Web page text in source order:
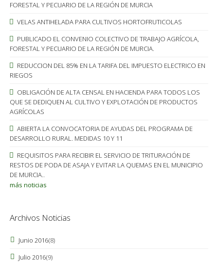
FORESTAL Y PECUARIO DE LA REGIÓN DE MURCIA
VELAS ANTIHELADA PARA CULTIVOS HORTOFRUTICOLAS
PUBLICADO EL CONVENIO COLECTIVO DE TRABAJO AGRÍCOLA,
FORESTAL Y PECUARIO DE LA REGIÓN DE MURCIA.
REDUCCION DEL 85% EN LA TARIFA DEL IMPUESTO ELECTRICO EN
RIEGOS
OBLIGACIÓN DE ALTA CENSAL EN HACIENDA PARA TODOS LOS
QUE SE DEDIQUEN AL CULTIVO Y EXPLOTACIÓN DE PRODUCTOS
AGRÍCOLAS
ABIERTA LA CONVOCATORIA DE AYUDAS DEL PROGRAMA DE
DESARROLLO RURAL. MEDIDAS 10 Y 11
REQUISITOS PARA RECIBIR EL SERVICIO DE TRITURACIÓN DE
RESTOS DE PODA DE ASAJA Y EVITAR LA QUEMAS EN EL MUNICIPIO
DE MURCIA..
más noticias
Archivos Noticias
Junio 2016(8)
Julio 2016(9)